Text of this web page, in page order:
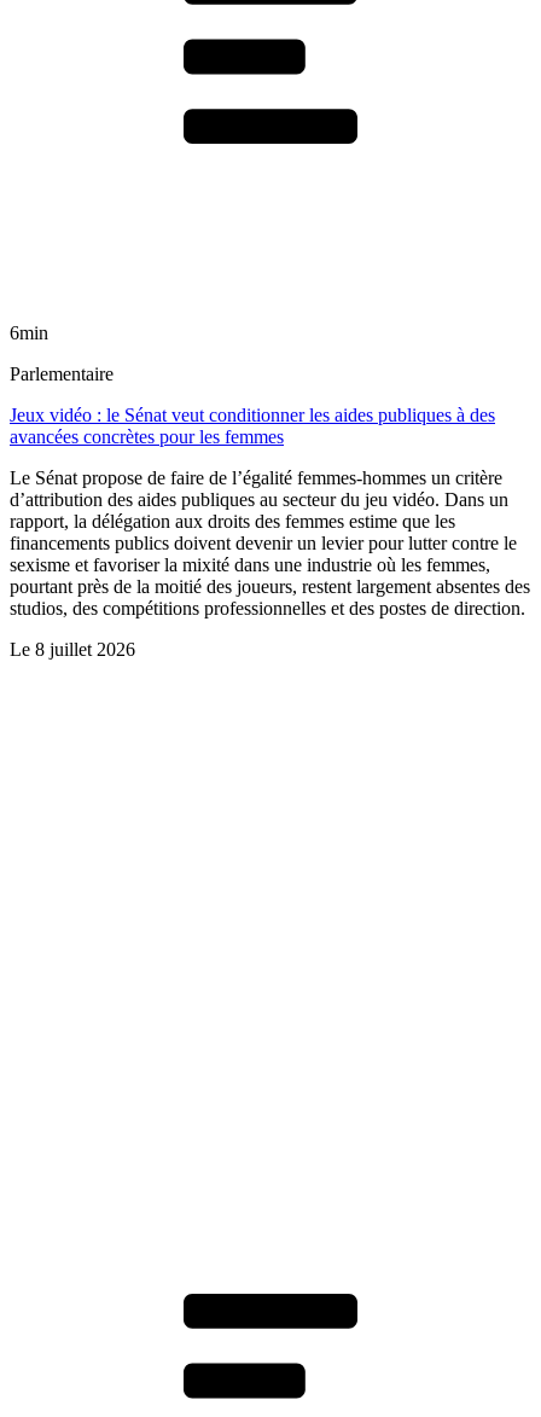
6min
Parlementaire
Jeux vidéo : le Sénat veut conditionner les aides publiques à des
avancées concrètes pour les femmes
Le Sénat propose de faire de l’égalité femmes-hommes un critère
d’attribution des aides publiques au secteur du jeu vidéo. Dans un
rapport, la délégation aux droits des femmes estime que les
financements publics doivent devenir un levier pour lutter contre le
sexisme et favoriser la mixité dans une industrie où les femmes,
pourtant près de la moitié des joueurs, restent largement absentes des
studios, des compétitions professionnelles et des postes de direction.
Le 8 juillet 2026